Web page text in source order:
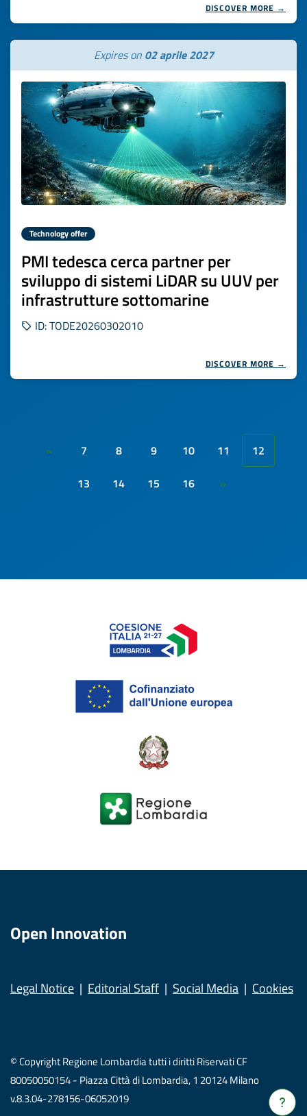
Verrà
DISCOVER MORE →
Expires on 02 aprile 2027
Technology offer
PMI tedesca cerca partner per
sviluppo di sistemi LiDAR su UUV per
infrastrutture sottomarine
ID: TODE20260302010
DISCOVER MORE →
« 7 8 9 10 11
12
13
14 15 16 »
Open Innovation
Legal Notice Editorial Staff Social Media Cookies
© Copyright Regione Lombardia tutti i diritti Riservati CF
80050050154 - Piazza Città di Lombardia, 1 20124 Milano
v.8.3.04-278156-06052019